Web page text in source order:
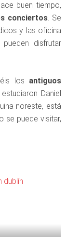
buen tiempo,
conciertos. Se
y las oficina
disfrutar
los antiguos
Daniel
noreste, está
se puede visitar,
dublín